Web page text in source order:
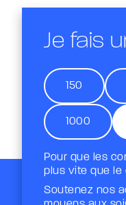
Je fais
150
1000
Pour que les
plus vite que le
Soutenez nos